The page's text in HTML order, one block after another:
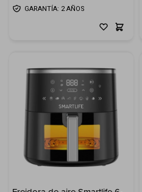
GARANTÍA: 2 AÑOS
Hogar
Marcas